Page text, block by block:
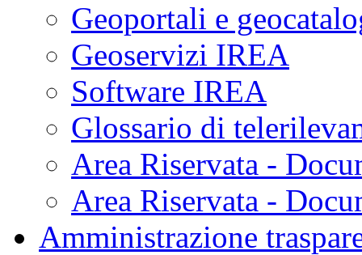
Geoportali e
Geoservizi IREA
Software IREA
Glossario di
Area Riservata -
Area Riservata -
Amministrazione